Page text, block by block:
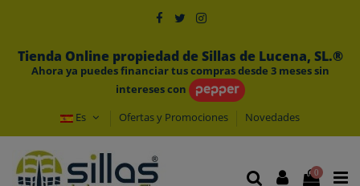
Tienda Online propiedad de Sillas de Lucena, SL.®
Ahora ya puedes financiar tus compras desde 3 meses sin
intereses con
Es
Ofertas y Promociones Novedades
0